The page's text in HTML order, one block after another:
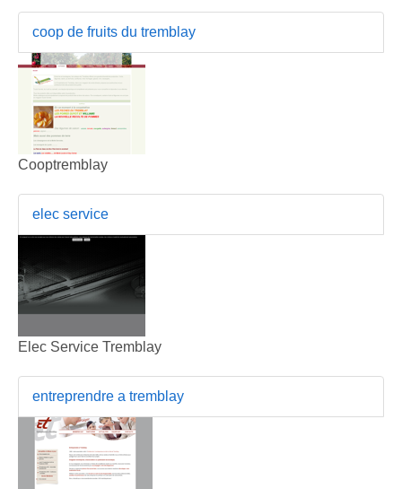
coop de fruits du tremblay
Cooptremblay
elec service
Elec Service Tremblay
entreprendre a tremblay